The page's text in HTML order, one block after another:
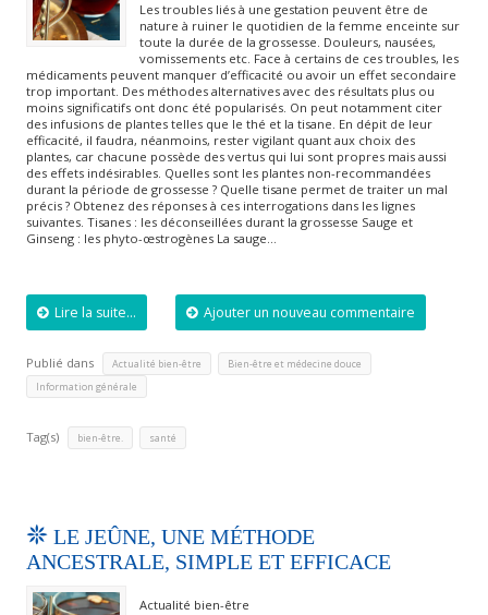
Les troubles liés à une gestation peuvent être de
nature à ruiner le quotidien de la femme enceinte sur
toute la durée de la grossesse. Douleurs, nausées,
vomissements etc. Face à certains de ces troubles, les
médicaments peuvent manquer d’efficacité ou avoir un effet secondaire
trop important. Des méthodes alternatives avec des résultats plus ou
moins significatifs ont donc été popularisés. On peut notamment citer
des infusions de plantes telles que le thé et la tisane. En dépit de leur
efficacité, il faudra, néanmoins, rester vigilant quant aux choix des
plantes, car chacune possède des vertus qui lui sont propres mais aussi
des effets indésirables. Quelles sont les plantes non-recommandées
durant la période de grossesse ? Quelle tisane permet de traiter un mal
précis ? Obtenez des réponses à ces interrogations dans les lignes
suivantes. Tisanes : les déconseillées durant la grossesse Sauge et
Ginseng : les phyto-œstrogènes La sauge…
Lire la suite... Ajouter un nouveau commentaire
Publié dans Actualité bien-être Bien-être et médecine douce
Information générale
Tag(s) bien-être. santé
LE JEÛNE, UNE MÉTHODE
ANCESTRALE, SIMPLE ET EFFICACE
Actualité bien-être